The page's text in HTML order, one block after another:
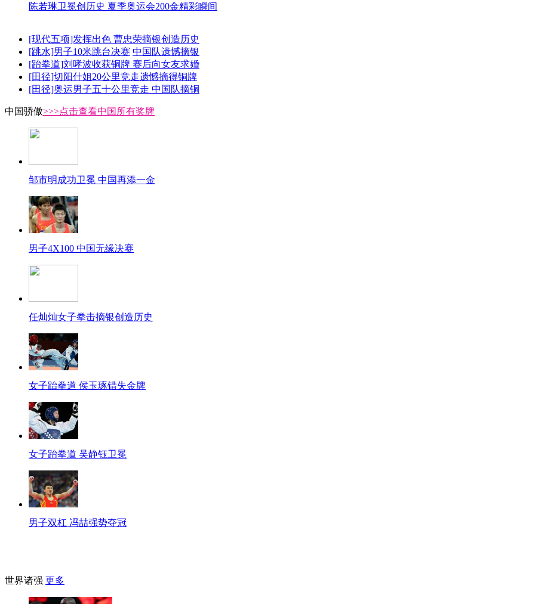
陈若琳卫冕创历史 夏季奥运会200金精彩瞬间
[现代五项]发挥出色 曹忠荣摘银创造历史
[跳水]男子10米跳台决赛 中国队遗憾摘银
[跆拳道]刘哮波收获铜牌 赛后向女友求婚
[田径]切阳什姐20公里竞走遗憾摘得铜牌
[田径]奥运男子五十公里竞走 中国队摘铜
中国骄傲>>>点击查看中国所有奖牌
邹市明成功卫冕 中国再添一金
男子4X100 中国无缘决赛
任灿灿女子拳击摘银创造历史
女子跆拳道 侯玉琢错失金牌
女子跆拳道 吴静钰卫冕
男子双杠 冯喆强势夺冠
世界诸强 更多